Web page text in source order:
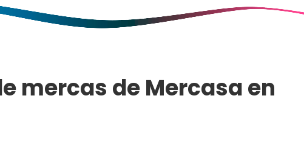
mercas de Mercasa en